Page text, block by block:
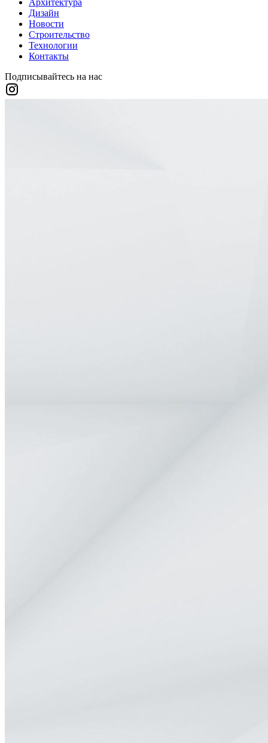
Архитектура
Дизайн
Новости
Строительство
Технологии
Контакты
Подписывайтесь на нас